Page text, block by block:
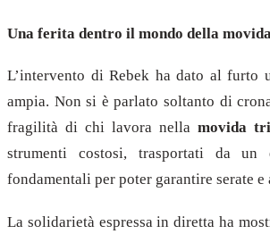
Una ferita dentro il mondo della
L’intervento di Rebek ha dato al furto
ampia. Non si è parlato soltanto di
fragilità di chi lavora nella movida
strumenti costosi, trasportati da un
fondamentali per poter garantire serate e
La solidarietà espressa in diretta ha